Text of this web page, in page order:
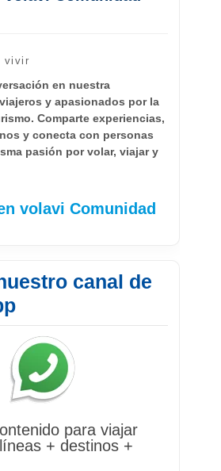
vivir
en nuestra
y apasionados por la
Comparte experiencias,
y conecta con personas
pasión por volar, viajar y
volavi Comunidad
canal de
para viajar
+ destinos +